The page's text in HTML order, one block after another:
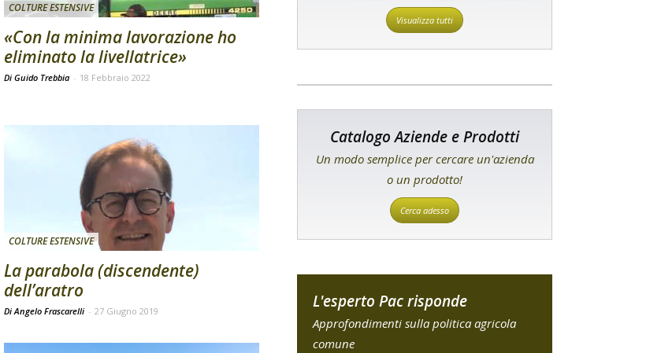
COLTURE ESTENSIVE
«Con la minima lavorazione ho
eliminato la livellatrice»
Di Guido Trebbia - 18 Febbraio 2022
COLTURE ESTENSIVE
La parabola (discendente)
dell’aratro
Di Angelo Frascarelli - 27 Giugno 2019
Visualizza tutti
Catalogo Aziende e Prodotti
Un modo semplice per cercare un'azienda
o un prodotto!
Cerca adesso
L'esperto Pac risponde
Approfondimenti sulla politica agricola
comune